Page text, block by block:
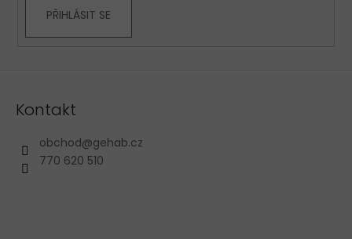
PŘIHLÁSIT SE
Kontakt
obchod@gehab.cz
770 620 510